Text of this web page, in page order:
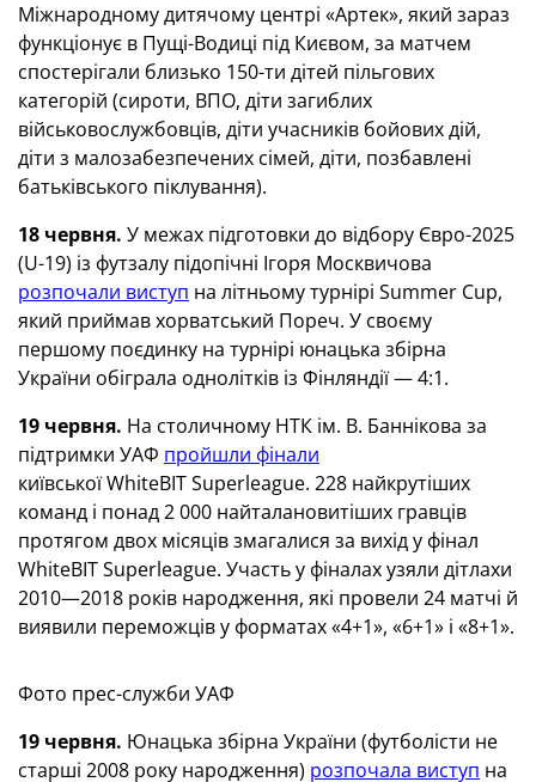
Міжнародному дитячому центрі «Артек», який зараз
функціонує в Пущі-Водиці під Києвом, за матчем
спостерігали близько 150-ти дітей пільгових
категорій (сироти, ВПО, діти загиблих
військовослужбовців, діти учасників бойових дій,
діти з малозабезпечених сімей, діти, позбавлені
батьківського піклування).
18 червня. У межах підготовки до відбору Євро-2025
(U-19) із футзалу підопічні Ігоря Москвичова
розпочали виступ на літньому турнірі Summer Cup,
який приймав хорватський Пореч. У своєму
першому поєдинку на турнірі юнацька збірна
України обіграла однолітків із Фінляндії — 4:1.
19 червня. На столичному НТК ім. В. Баннікова за
підтримки УАФ пройшли фінали
київської WhiteBIT Superleague. 228 найкрутіших
команд і понад 2 000 найталановитіших гравців
протягом двох місяців змагалися за вихід у фінал
WhiteBIT Superleague. Участь у фіналах узяли дітлахи
2010—2018 років народження, які провели 24 матчі й
виявили переможців у форматах «4+1», «6+1» і «8+1».
Фото прес-служби УАФ
19 червня. Юнацька збірна України (футболісти не
старші 2008 року народження) розпочала виступ на